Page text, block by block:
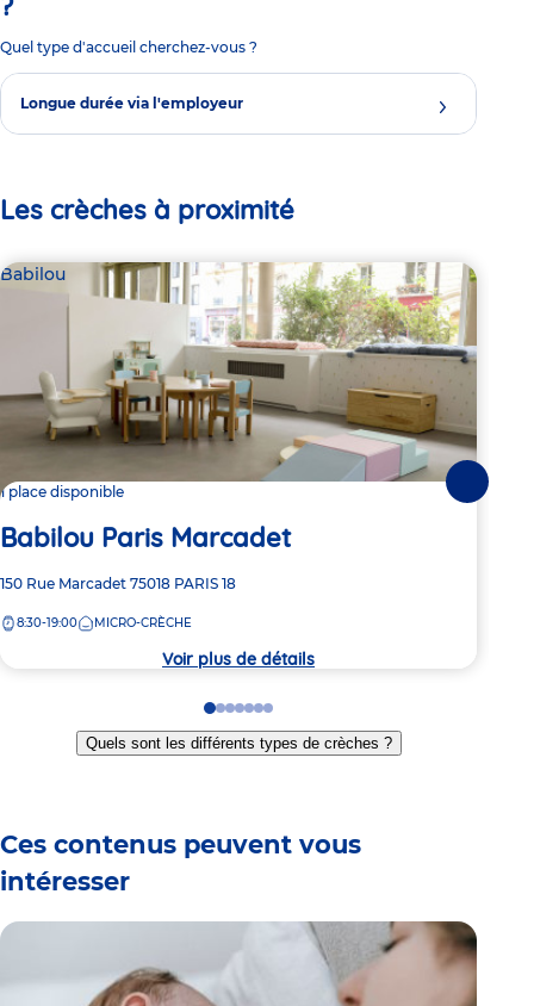
Quel type d'accueil cherchez-vous ?
Longue durée via l'employeur
Les crèches à proximité
Babilou
1 place disponible
Babilou Paris Marcadet
Adresse
la
150 Rue Marcadet 75018 PARIS 18
8:30-19:00 MICRO-CRÈCHE
Voir plus de détails
Go
to
slide
Go
to
slide
Go
to
slide
Go
to
slide
Go
to
slide
Go
to
slide
Go
to
slide
Quels sont les différents types de crèches ?
Ces contenus peuvent vous
intéresser